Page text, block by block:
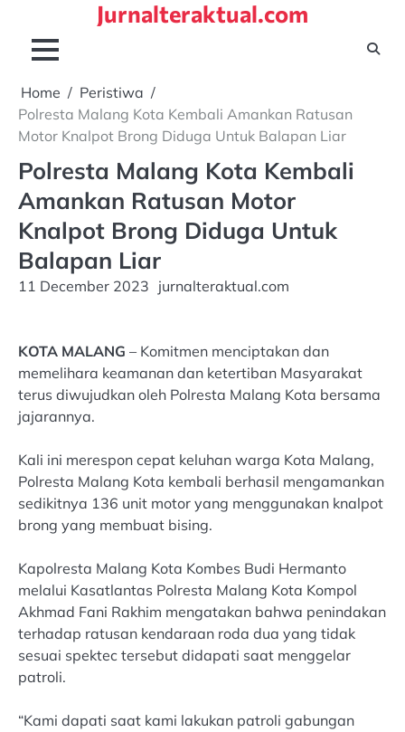
content
Jurnalteraktual.com
Home
Peristiwa
Polresta Malang Kota Kembali Amankan Ratusan
Motor Knalpot Brong Diduga Untuk Balapan Liar
Polresta Malang Kota Kembali
Amankan Ratusan Motor
Knalpot Brong Diduga Untuk
Balapan Liar
11 December 2023 jurnalteraktual.com
KOTA MALANG – Komitmen menciptakan dan
memelihara keamanan dan ketertiban Masyarakat
terus diwujudkan oleh Polresta Malang Kota bersama
jajarannya.
Kali ini merespon cepat keluhan warga Kota Malang,
Polresta Malang Kota kembali berhasil mengamankan
sedikitnya 136 unit motor yang menggunakan knalpot
brong yang membuat bising.
Kapolresta Malang Kota Kombes Budi Hermanto
melalui Kasatlantas Polresta Malang Kota Kompol
Akhmad Fani Rakhim mengatakan bahwa penindakan
terhadap ratusan kendaraan roda dua yang tidak
sesuai spektec tersebut didapati saat menggelar
patroli.
“Kami dapati saat kami lakukan patroli gabungan